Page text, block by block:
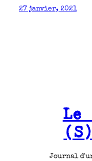
27 janvier, 2021
Le
Journal